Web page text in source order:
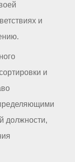
и
и
должности,